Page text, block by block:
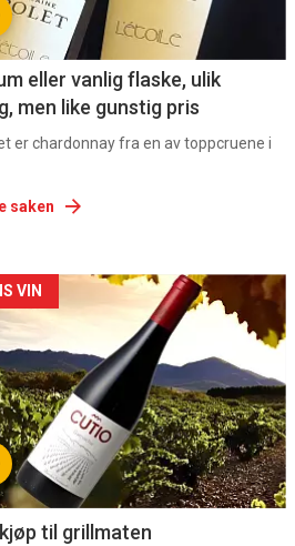
eller vanlig flaske, ulik
men like gunstig pris
er chardonnay fra en av toppcruene i
saken
VIN
til grillmaten